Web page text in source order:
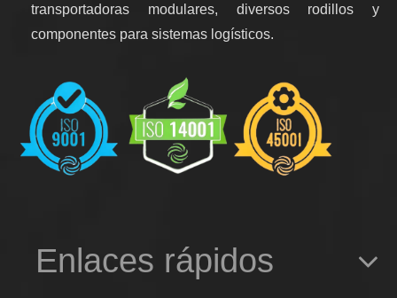
transportadoras modulares, diversos rodillos y
componentes para sistemas logísticos.
Enlaces rápidos